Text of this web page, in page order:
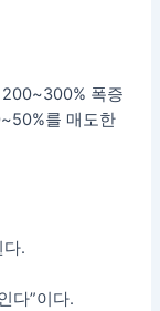
폭증
를 매도한
.
다”이다.